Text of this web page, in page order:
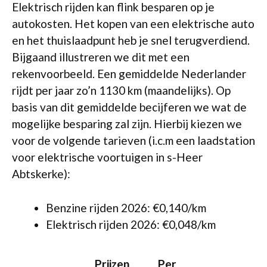
Elektrisch rijden kan flink besparen op je
autokosten. Het kopen van een elektrische auto
en het thuislaadpunt heb je snel terugverdiend.
Bijgaand illustreren we dit met een
rekenvoorbeeld. Een gemiddelde Nederlander
rijdt per jaar zo’n 1130 km (maandelijks). Op
basis van dit gemiddelde becijferen we wat de
mogelijke besparing zal zijn. Hierbij kiezen we
voor de volgende tarieven (i.c.m een laadstation
voor elektrische voortuigen in s-Heer
Abtskerke):
Benzine rijden 2026: €0,140/km
Elektrisch rijden 2026: €0,048/km
Prijzen Per